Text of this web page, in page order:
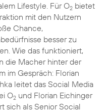
Lifestyle. Für O2bietet
mit den Nutzern
Chance,
besser zu
Wie das funktioniert,
die Macher hinter der
im Gespräch: Florian
leitet das Social Media
O2und Florian Eichinger
sich als Senior Social